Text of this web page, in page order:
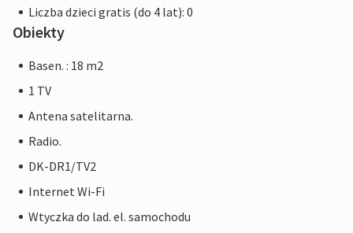
Liczba dzieci gratis (do 4 lat): 0
Obiekty
Basen. : 18 m2
1 TV
Antena satelitarna.
Radio.
DK-DR1/TV2
Internet Wi-Fi
Wtyczka do lad. el. samochodu